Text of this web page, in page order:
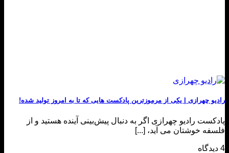
رادیو چهرازی | یکی از مرموزترین پادکست هایی که تا به امروز تولید شده!
پادکست رادیو چهرازی اگر به دنبال پیش‌بینی آینده هستید و از
فلسفه خوشتان می آید، [...]
4 دیدگاه